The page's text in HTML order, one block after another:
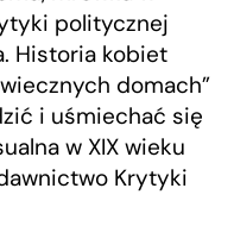
politycznej
Historia kobiet
domach”
i uśmiechać się
w XIX wieku
Krytyki